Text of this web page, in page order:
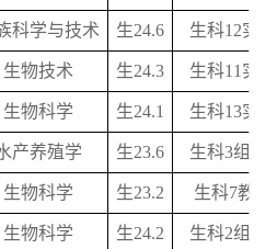
科学与技术 生24.6 生科12实
生物技术 生24.3 生科11实
生物科学 生24.1 生科13实
产养殖学 生23.6 生科3组培
生物科学 生23.2 生科7教学
生物科学 生24.2 生科2组培